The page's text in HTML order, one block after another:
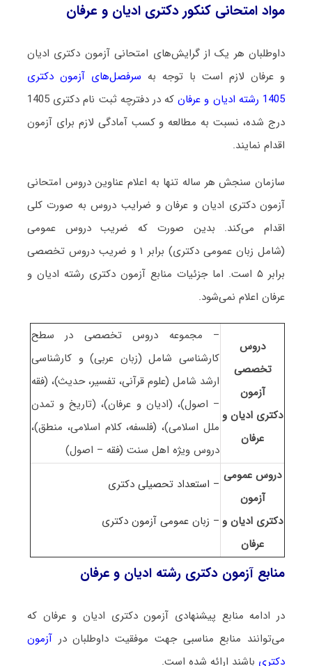
مواد امتحانی کنکور دکتری ادیان و عرفان
داوطلبان هر یک از گرایش‌های امتحانی آزمون دکتری ادیان
و عرفان لازم است با توجه به سرفصل‌های آزمون دکتری
1405 رشته ادیان و عرفان
که در دفترچه ثبت نام دکتری 1405
درج شده، نسبت به مطالعه و کسب آمادگی لازم برای آزمون
اقدام نمایند.
سازمان سنجش هر ساله تنها به اعلام عناوین دروس امتحانی
آزمون دکتری ادیان و عرفان و ضرایب دروس به صورت کلی
اقدام می‌کند. بدین صورت که ضریب دروس عمومی
(شامل زبان عمومی دکتری) برابر ۱ و ضریب دروس تخصصی
برابر ۵ است
. اما جزئیات منابع آزمون دکتری رشته ادیان و
عرفان اعلام نمی‌شود.
دروس
تخصصی
آزمون
دکتری ادیان و
عرفان
– مجموعه دروس تخصصی در سطح
کارشناسی شامل (زبان عربی) و کارشناسی
ارشد شامل (علوم قرآنی، تفسیر، حدیث)، (فقه
– اصول)، (ادیان و عرفان)، (تاریخ و تمدن
ملل اسلامی)، (فلسفه، کلام اسلامی، منطق)،
دروس ویژه اهل سنت (فقه – اصول)
دروس عمومی
آزمون
دکتری ادیان و
عرفان
– استعداد تحصیلی دکتری
– زبان عمومی آزمون دکتری
منابع آزمون دکتری رشته ادیان و عرفان
در ادامه منابع پیشنهادی آزمون دکتری ادیان و عرفان که
می‌توانند منابع مناسبی جهت موفقیت داوطلبان درآزمون
دکتری باشند ارائه شده است.